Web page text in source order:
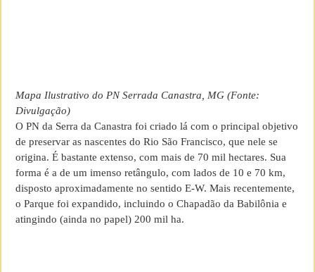
Mapa Ilustrativo do PN Serrada Canastra, MG (Fonte:
Divulgação)
O PN da Serra da Canastra foi criado lá com o principal objetivo
de preservar as nascentes do Rio São Francisco, que nele se
origina. É bastante extenso, com mais de 70 mil hectares. Sua
forma é a de um imenso retângulo, com lados de 10 e 70 km,
disposto aproximadamente no sentido E-W. Mais recentemente,
o Parque foi expandido, incluindo o Chapadão da Babilônia e
atingindo (ainda no papel) 200 mil ha.